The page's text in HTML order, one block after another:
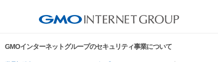
GMOインターネットグループのセキュリティ事業について